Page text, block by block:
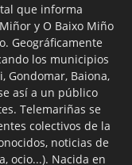
que informa
y O Baixo Miño
Geográficamente
los municipios
Gondomar, Baiona,
así a un público
Telemariñas se
colectivos de la
noticias de
ocio...). Nacida en